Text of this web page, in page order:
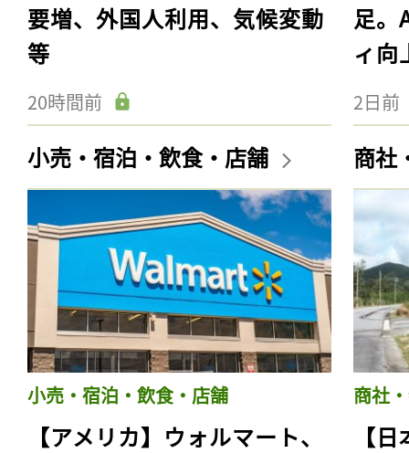
要増、外国人利用、気候変動
等
20時間前
足。
ィ向
2日前
小売・宿泊・飲食・店舗
小売・宿泊・飲食・店舗
【アメリカ】ウォルマート、
商社
商社
【